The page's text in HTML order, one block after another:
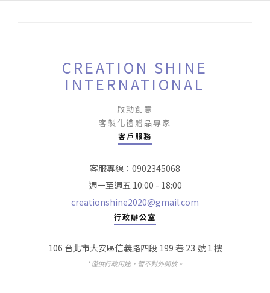
CREATION SHINE
INTERNATIONAL
啟動創意
客製化禮贈品專家
客戶服務
客服專線：0902345068
週一至週五 10:00 - 18:00
creationshine2020@gmail.com
行政辦公室
106 台北市大安區信義路四段 199 巷 23 號 1 樓
* 僅供行政用途，暫不對外開放。